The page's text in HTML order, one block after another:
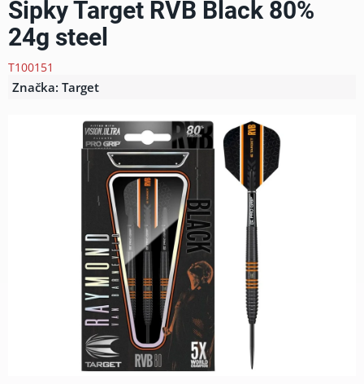
Šipky Target RVB Black 80%
24g steel
T100151
Značka: Target